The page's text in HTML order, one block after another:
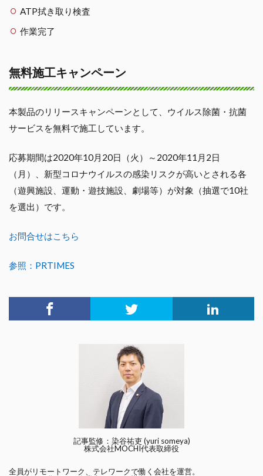
ATP拭き取り検査
作業完了
無料施工キャンペーン
本製品のリリースキャンペーンとして、ウイルス除菌・抗菌
サービスを無料で施工しています。
応募期間は2020年10月20日（火）～2020年11月2日
（月）、新型コロナウイルスの感染リスクが高いとされる各
（遊興施設、運動・遊技施設、劇場等）が対象（抽選で10社
を選出）です。
お問合せはこちら
参照：PRTIMES
記事監修：染谷祐吏 (yuri someya)
株式会社MOCHI代表取締役
全員がリモートワーク、テレワークで働く会社を運営。